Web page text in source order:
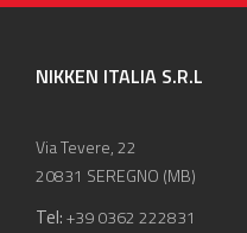
NIKKEN ITALIA S.R.L
Via Tevere, 22
20831 SEREGNO (MB)
Tel:+39 0362 222831